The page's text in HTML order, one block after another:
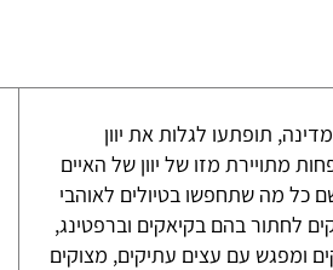
תופתעו לגלות את יוון
מתויירת מזו של יוון של האיים
כל מה שתחפשו בטיולים לאוהבי
לחתור בהם בקיאקים וברפטינג,
ומפגש עם עצים עתיקים, מצוקים